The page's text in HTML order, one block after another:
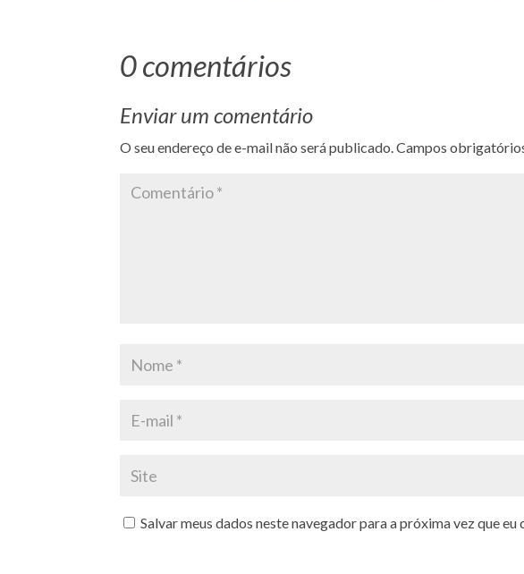
0 comentários
Enviar um comentário
O seu endereço de e-mail não será publicado.Campos
Salvar meus dados neste navegador para a próxima vez que eu